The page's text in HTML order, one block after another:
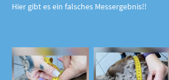
Hier gibt es ein falsches Messergebnis!!